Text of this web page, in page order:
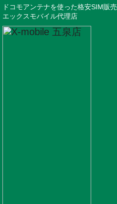
ドコモアンテナを使った格安SIM販売
エックスモバイル代理店